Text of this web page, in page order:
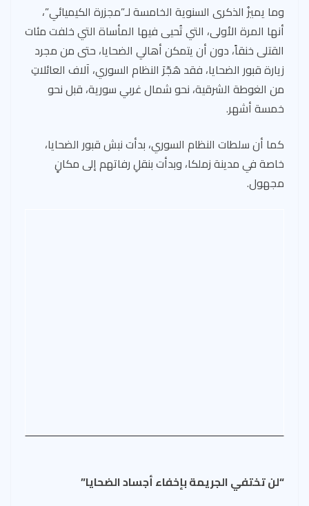
وما يميزُ الذكرى السنوية الخامسة لـ”مجزرة الكيميائي”،
أنها المرة الأولى، التي تُحيى فيها المأساة التي خلفت مئات
القتلى خنقاً، دون أن يتمكن أهالي الضحايا، حتى من مجرد
زيارة قبور الضحايا، فقد هَجّرَ النظام السوري، آلاف العائلاتِ
من الغوطة الشرقية، نحو شمال غربي سورية، قبل نحو
خمسة أشهر.
كما أن سلطات النظام السوري، بدأت نبش قبور الضحايا،
خاصة في مدينة زملكا، وبدأت بنقلِ رفاتهم إلى مكانٍ
مجهول.
“لن تختفي الجريمة بإخفاء أجساد الضحايا”